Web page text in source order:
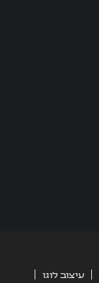
עיצוב לוגו